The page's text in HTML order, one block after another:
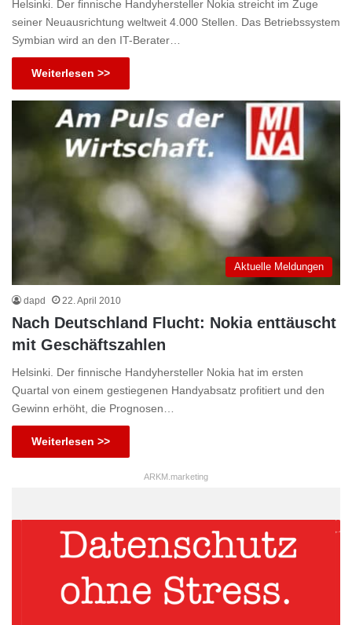
Helsinki. Der finnische Handyhersteller Nokia streicht im Zuge
seiner Neuausrichtung weltweit 4.000 Stellen. Das Betriebssystem
Symbian wird an den IT-Berater…
Weiterlesen >>
Aktuelle Meldungen
dapd 22. April 2010
Nach Deutschland Flucht: Nokia enttäuscht
mit Geschäftszahlen
Helsinki. Der finnische Handyhersteller Nokia hat im ersten
Quartal von einem gestiegenen Handyabsatz profitiert und den
Gewinn erhöht, die Prognosen…
Weiterlesen >>
ARKM.marketing